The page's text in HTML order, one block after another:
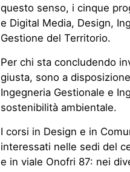
questo senso, i cinque
e Digital Media, Design,
Gestione del Territorio.
Per chi sta concludendo
giusta, sono a
Ingegneria Gestionale e
sostenibilità ambientale.
I corsi in Design e in
interessati nelle sedi del
e in viale Onofri 87: nei